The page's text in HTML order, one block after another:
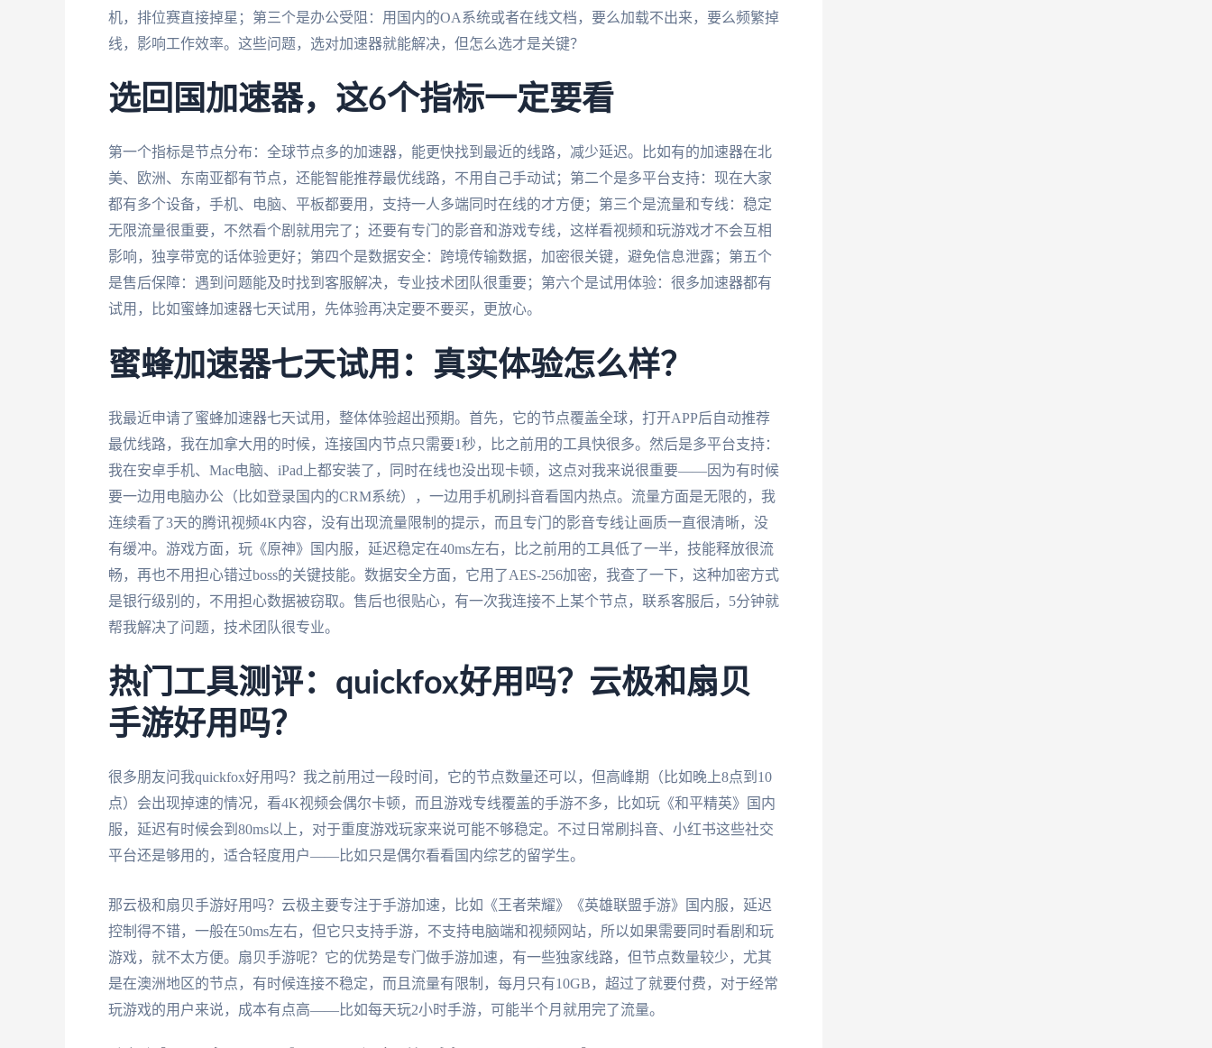
机，排位赛直接掉星；第三个是办公受阻：用国内的OA系统或者在线文档，要么加载不出来，要么频繁掉
线，影响工作效率。这些问题，选对加速器就能解决，但怎么选才是关键？
选回国加速器，这6个指标一定要看
第一个指标是节点分布：全球节点多的加速器，能更快找到最近的线路，减少延迟。比如有的加速器在北
美、欧洲、东南亚都有节点，还能智能推荐最优线路，不用自己手动试；第二个是多平台支持：现在大家
都有多个设备，手机、电脑、平板都要用，支持一人多端同时在线的才方便；第三个是流量和专线：稳定
无限流量很重要，不然看个剧就用完了；还要有专门的影音和游戏专线，这样看视频和玩游戏才不会互相
影响，独享带宽的话体验更好；第四个是数据安全：跨境传输数据，加密很关键，避免信息泄露；第五个
是售后保障：遇到问题能及时找到客服解决，专业技术团队很重要；第六个是试用体验：很多加速器都有
试用，比如蜜蜂加速器七天试用，先体验再决定要不要买，更放心。
蜜蜂加速器七天试用：真实体验怎么样？
我最近申请了蜜蜂加速器七天试用，整体体验超出预期。首先，它的节点覆盖全球，打开APP后自动推荐
最优线路，我在加拿大用的时候，连接国内节点只需要1秒，比之前用的工具快很多。然后是多平台支持：
我在安卓手机、Mac电脑、iPad上都安装了，同时在线也没出现卡顿，这点对我来说很重要——因为有时候
要一边用电脑办公（比如登录国内的CRM系统），一边用手机刷抖音看国内热点。流量方面是无限的，我
连续看了3天的腾讯视频4K内容，没有出现流量限制的提示，而且专门的影音专线让画质一直很清晰，没
有缓冲。游戏方面，玩《原神》国内服，延迟稳定在40ms左右，比之前用的工具低了一半，技能释放很流
畅，再也不用担心错过boss的关键技能。数据安全方面，它用了AES-256加密，我查了一下，这种加密方式
是银行级别的，不用担心数据被窃取。售后也很贴心，有一次我连接不上某个节点，联系客服后，5分钟就
帮我解决了问题，技术团队很专业。
热门工具测评：quickfox好用吗？云极和扇贝
手游好用吗？
很多朋友问我quickfox好用吗？我之前用过一段时间，它的节点数量还可以，但高峰期（比如晚上8点到10
点）会出现掉速的情况，看4K视频会偶尔卡顿，而且游戏专线覆盖的手游不多，比如玩《和平精英》国内
服，延迟有时候会到80ms以上，对于重度游戏玩家来说可能不够稳定。不过日常刷抖音、小红书这些社交
平台还是够用的，适合轻度用户——比如只是偶尔看看国内综艺的留学生。
那云极和扇贝手游好用吗？云极主要专注于手游加速，比如《王者荣耀》《英雄联盟手游》国内服，延迟
控制得不错，一般在50ms左右，但它只支持手游，不支持电脑端和视频网站，所以如果需要同时看剧和玩
游戏，就不太方便。扇贝手游呢？它的优势是专门做手游加速，有一些独家线路，但节点数量较少，尤其
是在澳洲地区的节点，有时候连接不稳定，而且流量有限制，每月只有10GB，超过了就要付费，对于经常
玩游戏的用户来说，成本有点高——比如每天玩2小时手游，可能半个月就用完了流量。